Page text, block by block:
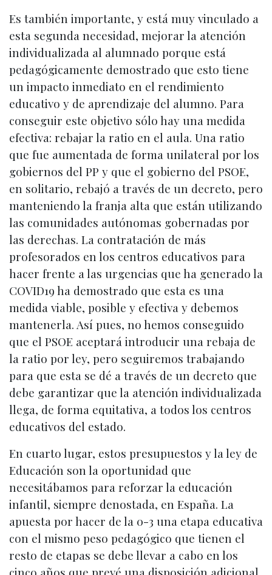
Es también importante, y está muy vinculado a
esta segunda necesidad, mejorar la atención
individualizada al alumnado porque está
pedagógicamente demostrado que esto tiene
un impacto inmediato en el rendimiento
educativo y de aprendizaje del alumno. Para
conseguir este objetivo sólo hay una medida
efectiva: rebajar la ratio en el aula. Una ratio
que fue aumentada de forma unilateral por los
gobiernos del PP y que el gobierno del PSOE,
en solitario, rebajó a través de un decreto, pero
manteniendo la franja alta que están utilizando
las comunidades autónomas gobernadas por
las derechas. La contratación de más
profesorados en los centros educativos para
hacer frente a las urgencias que ha generado la
COVID19 ha demostrado que esta es una
medida viable, posible y efectiva y debemos
mantenerla. Así pues, no hemos conseguido
que el PSOE aceptará introducir una rebaja de
la ratio por ley, pero seguiremos trabajando
para que esta se dé a través de un decreto que
debe garantizar que la atención individualizada
llega, de forma equitativa, a todos los centros
educativos del estado.
En cuarto lugar, estos presupuestos y la ley de
Educación son la oportunidad que
necesitábamos para reforzar la educación
infantil, siempre denostada, en España. La
apuesta por hacer de la 0-3 una etapa educativa
con el mismo peso pedagógico que tienen el
resto de etapas se debe llevar a cabo en los